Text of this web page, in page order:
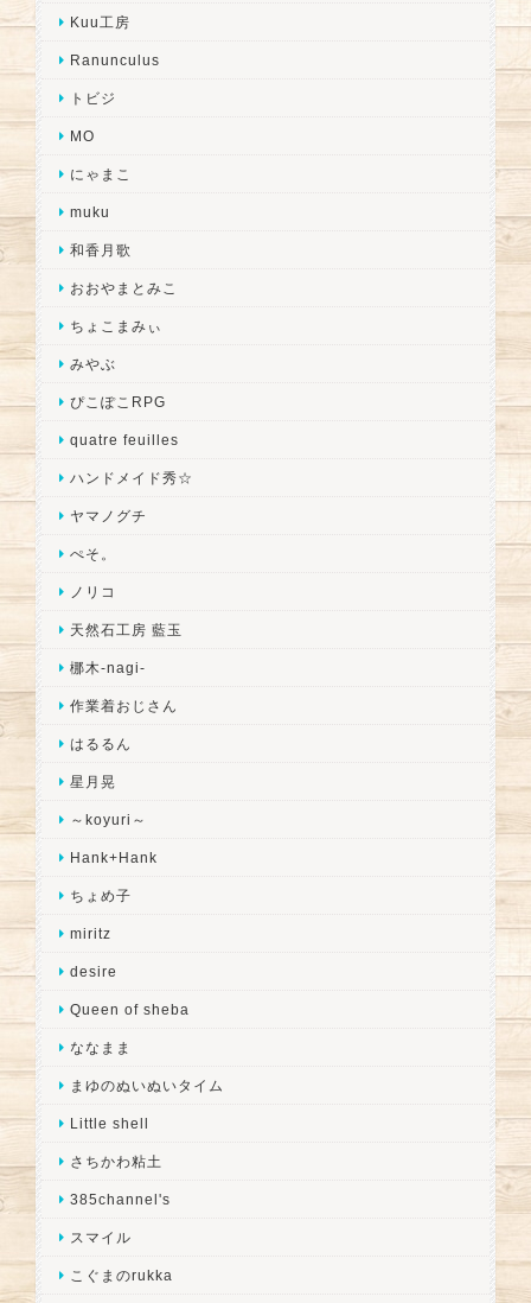
Kuu工房
Ranunculus
トビジ
MO
にゃまこ
muku
和香月歌
おおやまとみこ
ちょこまみぃ
みやぶ
ぴこぽこRPG
quatre feuilles
ハンドメイド秀☆
ヤマノグチ
ぺそ。
ノリコ
天然石工房 藍玉
梛木-nagi-
作業着おじさん
はるるん
星月晃
～koyuri～
Hank+Hank
ちょめ子
miritz
desire
Queen of sheba
ななまま
まゆのぬいぬいタイム
Little shell
さちかわ粘土
385channel's
スマイル
こぐまのrukka